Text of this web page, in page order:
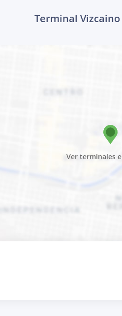
Terminal
Ver terminales